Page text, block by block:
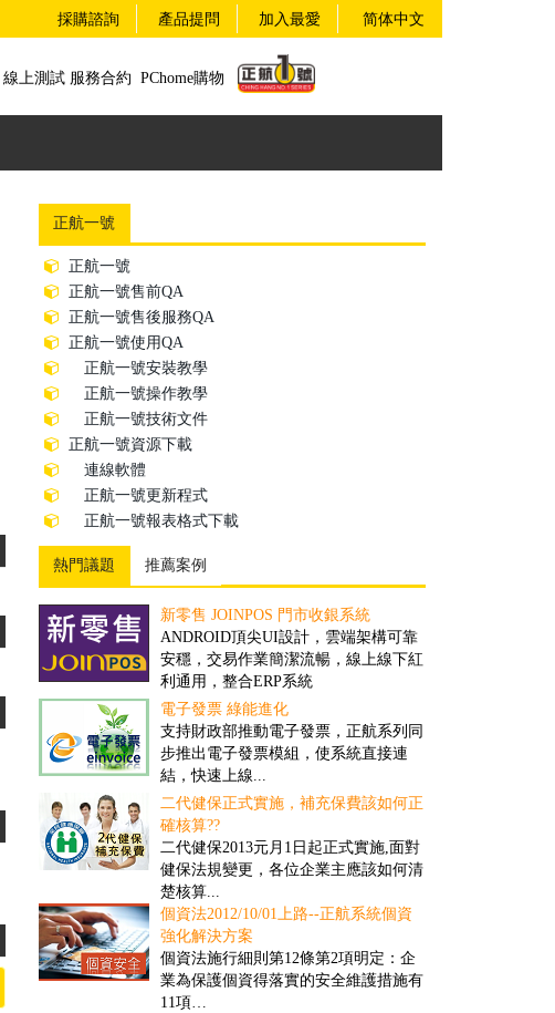
採購諮詢 產品提問 加入最愛 简体中文
線上測試 服務合約 PChome購物
正航一號
正航一號
正航一號售前QA
正航一號售後服務QA
正航一號使用QA
正航一號安裝教學
正航一號操作教學
正航一號技術文件
正航一號資源下載
連線軟體
正航一號更新程式
正航一號報表格式下載
熱門議題 推薦案例
新零售 JOINPOS 門市收銀系統
ANDROID頂尖UI設計，雲端架構可靠
安穩，交易作業簡潔流暢，線上線下紅
利通用，整合ERP系統
電子發票 綠能進化
支持財政部推動電子發票，正航系列同
步推出電子發票模組，使系統直接連
結，快速上線...
二代健保正式實施，補充保費該如何正
確核算??
二代健保2013元月1日起正式實施,面對
健保法規變更，各位企業主應該如何清
楚核算...
個資法2012/10/01上路--正航系統個資
強化解決方案
個資法施行細則第12條第2項明定：企
業為保護個資得落實的安全維護措施有
11項…
倉儲物流業客製案例
隨著全球經濟一體化的趨勢，現代物流
將成為未來經濟發展的重要產業。然
而，ERP技術的引入，可推動物流業的
發展、加速物流業的改革與創新...
撿貨管理之解決方案
對一些客戶多、需求頻率高、送貨時間
要求高的公司而言，撿貨的速度和精確
度往往具有決定性的重要性...
盤點管理之解決方案
舊有的正航盤點流程雖然可提高效率，
但卻忽略經營面的問題，盤點人員在其
中可以偷工，因此易造成成本上的損
失...
商品計算面積之管理解決方案
因應企業於商品管理需要以面積計算，
來對其客戶報價並依此作為庫存的管
理，所制定的一套管理方案...